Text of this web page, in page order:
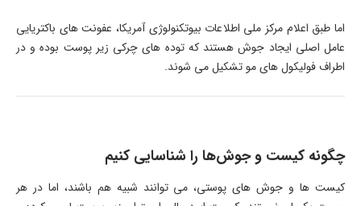
اما طبق اعلام مرکز ملی اطلاعات بیوتکنولوژی آمریکا، عفونت های باکتریایی
عامل اصلی ایجاد جوش هستند که توده های چرکی زیر پوست بوده و در
اطراف فولیکول های مو تشکیل می شوند.
چگونه کیست و جوش‌ها را شناسایی کنیم
کیست ها و جوش های پوستی، می توانند شبیه هم باشند، اما در هر